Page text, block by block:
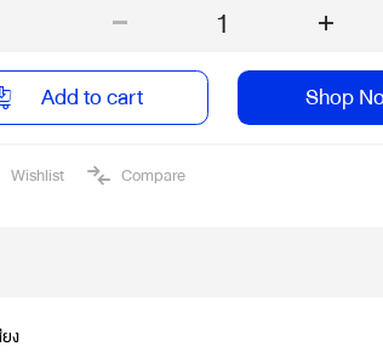
1
Add to cart Shop
Wishlist Compare
ง